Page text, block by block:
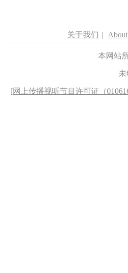
关于我们 |
本网站
[网上传播视听节目许可证（